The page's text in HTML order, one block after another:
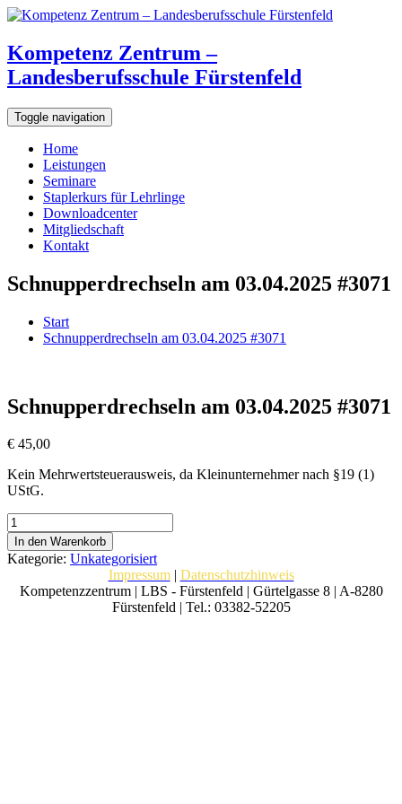
Kompetenz Zentrum –
Landesberufsschule Fürstenfeld
Toggle navigation
Home
Leistungen
Seminare
Staplerkurs für Lehrlinge
Downloadcenter
Mitgliedschaft
Kontakt
Schnupperdrechseln am 03.04.2025 #3071
Start
Schnupperdrechseln am 03.04.2025 #3071
Schnupperdrechseln am 03.04.2025 #3071
€ 45,00
Kein Mehrwertsteuerausweis, da Kleinunternehmer nach §19 (1)
UStG.
Schnupperdrechseln
am
03.04.2025
#3071
Menge
In den Warenkorb
Kategorie: Unkategorisiert
Impressum| Datenschutzhinweis
Kompetenzzentrum | LBS - Fürstenfeld | Gürtelgasse 8 | A-8280
Fürstenfeld | Tel.: 03382-52205